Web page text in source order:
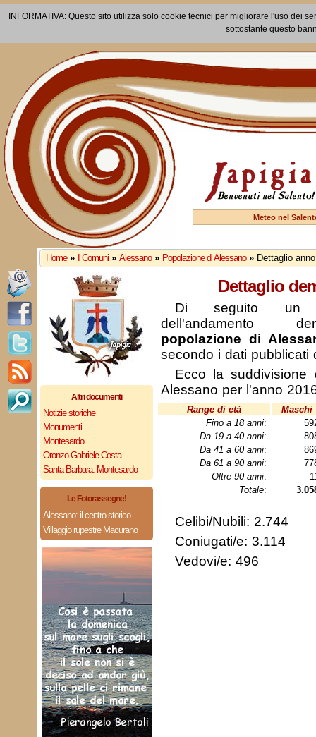
INFORMATIVA: Questo sito utilizza solo cookie tecnici per migliorare l'uso dei
sottostante questo
Meteo nel
Home » I Comuni » Alessano » Popolazione di Alessano » Dettaglio
Altri documenti
Notizie storiche
Monumenti
Montesardo
Oronzo Gabriele Costa
Santa Barbara: Montesardo
Le Fotorassegne!
Alessano: il centro storico
Villaggio rupestre Macurano
Dettaglio
Di seguito un
dell'andamento
popolazione di
secondo i dati pubblicati
Ecco la suddivisione
Alessano per l'anno
Range di età
Maschi
Fino a 18 anni:
Da 19 a 40 anni:
Da 41 a 60 anni:
Da 61 a 90 anni:
Oltre 90 anni:
Totale:
Celibi/Nubili: 2.744
Coniugati/e: 3.114
Vedovi/e: 496